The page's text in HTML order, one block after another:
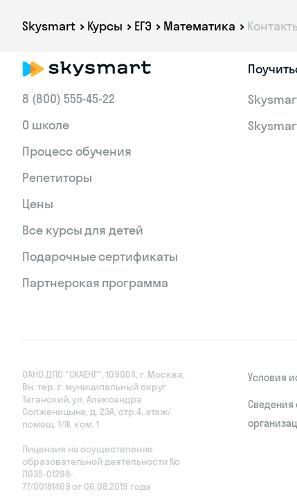
Skysmart Курсы ЕГЭ Математика
8 (800) 555‑45-22
О школе
Процесс обучения
Репетиторы
Цены
Все курсы для детей
Подарочные сертификаты
Партнерская программа
ОАНО ДПО "СКАЕНГ", 109004, г. Москва,
Вн. тер. г. муниципальный округ
Таганский, ул. Александра
Солженицына, д. 23А, стр.4, этаж/
помещ. 1/III, ком. 1
Лицензия на осуществление
образовательной деятельности No
Л035‑01298-
77/00181469 от 06.08.2019 года
Условия
Сведения